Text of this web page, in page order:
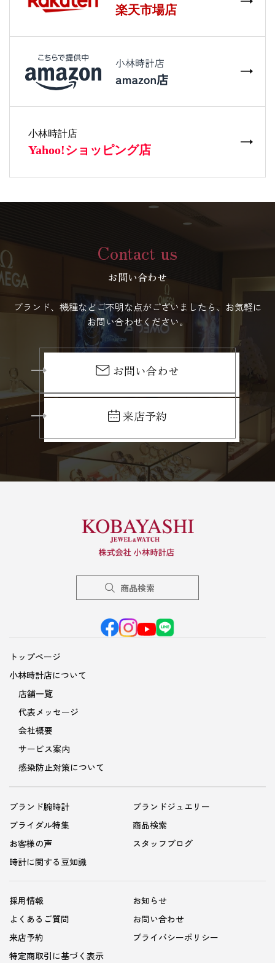
Contact us
お問い合わせ
ブランド、機種などご不明な点がございましたら、お気軽に
お問い合わせください。
お問い合わせ
来店予約
商品検索
トップページ
小林時計店について
店舗一覧
代表メッセージ
会社概要
サービス案内
感染防止対策について
ブランド腕時計
ブランドジュエリー
ブライダル特集
商品検索
お客様の声
スタッフブログ
時計に関する豆知識
採用情報
お知らせ
よくあるご質問
お問い合わせ
来店予約
プライバシーポリシー
特定商取引に基づく表示